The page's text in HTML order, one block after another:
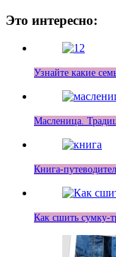
Это интересно:
Узнайте какие
Масленица.
Книга-
Как сшить сумку-